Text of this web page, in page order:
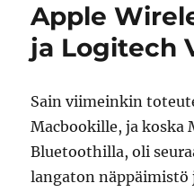
Apple
ja Logitech
Sain viimeinkin
Macbookille, ja koska
Bluetoothilla, oli
langaton